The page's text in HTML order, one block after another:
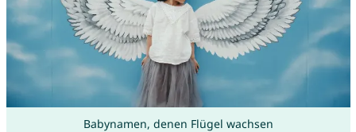
Babynamen, denen Flügel wachsen